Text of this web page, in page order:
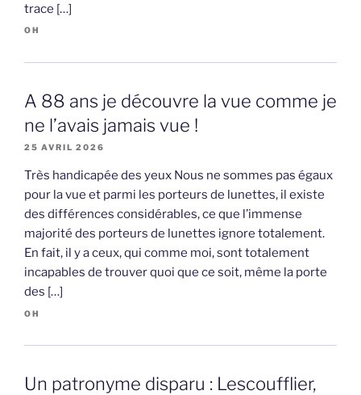
trace […]
OH
A 88 ans je découvre la vue comme je
ne l’avais jamais vue !
25 AVRIL 2026
Très handicapée des yeux Nous ne sommes pas égaux
pour la vue et parmi les porteurs de lunettes, il existe
des différences considérables, ce que l’immense
majorité des porteurs de lunettes ignore totalement.
En fait, il y a ceux, qui comme moi, sont totalement
incapables de trouver quoi que ce soit, même la porte
des […]
OH
Un patronyme disparu : Lescoufflier,